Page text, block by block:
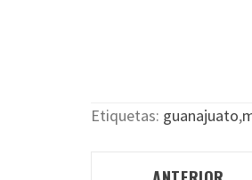
Etiquetas: guanajuato,